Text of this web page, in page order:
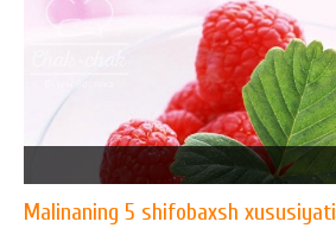
Malinaning 5 shifobaxsh xususiyati